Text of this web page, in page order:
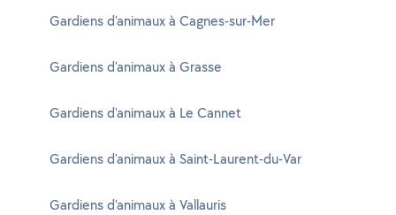
Gardiens d'animaux à Cagnes-sur-Mer
Gardiens d'animaux à Grasse
Gardiens d'animaux à Le Cannet
Gardiens d'animaux à Saint-Laurent-du-Var
Gardiens d'animaux à Vallauris